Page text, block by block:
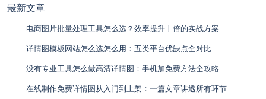
最新文章
电商图片批量处理工具怎么选？效率提升十倍的实战方案
详情图模板网站怎么选怎么用：五类平台优缺点全对比
没有专业工具怎么做高清详情图：手机加免费方法全攻略
在线制作免费详情图从入门到上架：一篇文章讲透所有环节